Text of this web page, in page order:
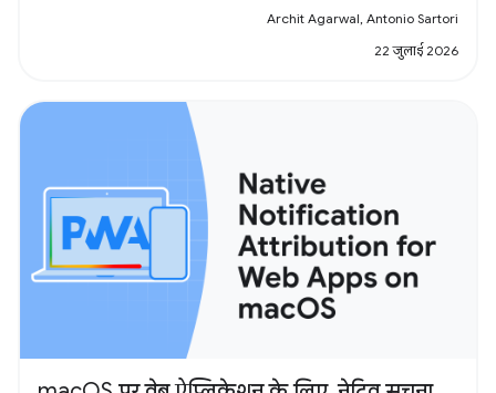
Archit Agarwal, Antonio Sartori
22 जुलाई 2026